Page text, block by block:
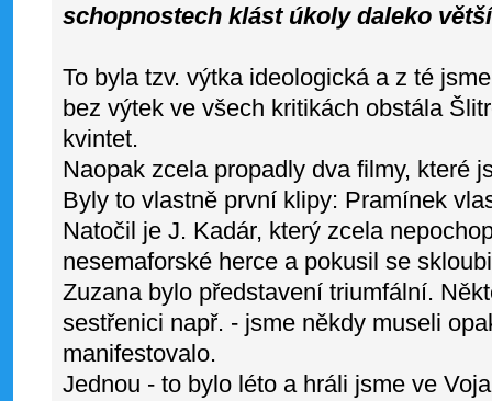
schopnostech klást úkoly daleko
To byla tzv. výtka ideologická a z té
bez výtek ve všech kritikách obstála
kvintet.
Naopak zcela propadly dva filmy, které
Byly to vlastně první klipy: Pramínek
Natočil je J. Kadár, který zcela
nesemaforské herce a pokusil se
Zuzana bylo představení triumfální.
sestřenici např. - jsme někdy museli
manifestovalo.
Jednou - to bylo léto a hráli jsme ve